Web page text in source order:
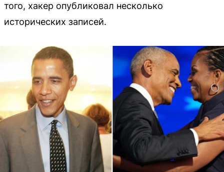
того, хакер опубликовал несколько
исторических записей.